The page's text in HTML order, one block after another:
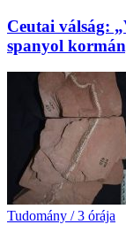
Ceutai válság:
spanyol
Tudomány / 3 órája